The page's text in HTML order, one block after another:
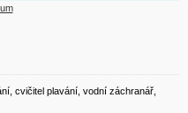
cvičitel plavání, vodní záchranář,